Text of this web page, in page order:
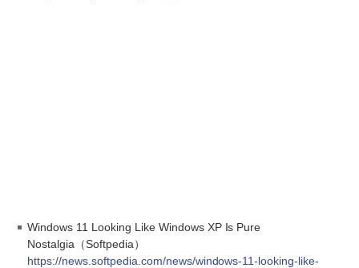
Windows 11 Looking Like Windows XP Is Pure
Nostalgia（Softpedia）
https://news.softpedia.com/news/windows-11-looking-like-